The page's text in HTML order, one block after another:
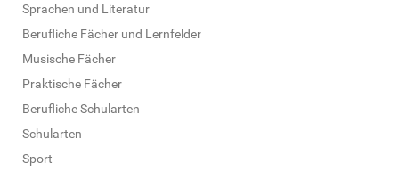
Sprachen und Literatur
Berufliche Fächer und Lernfelder
Musische Fächer
Praktische Fächer
Berufliche Schularten
Schularten
Sport